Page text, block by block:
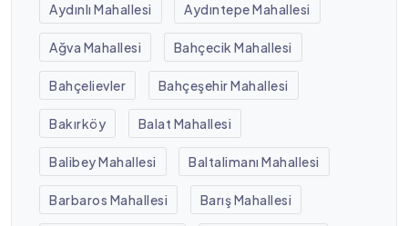
Aydınlı Mahallesi Aydıntepe Mahallesi
Ağva Mahallesi Bahçecik Mahallesi
Bahçelievler Bahçeşehir Mahallesi
Bakırköy Balat Mahallesi
Balibey Mahallesi Baltalimanı Mahallesi
Barbaros Mahallesi Barış Mahallesi